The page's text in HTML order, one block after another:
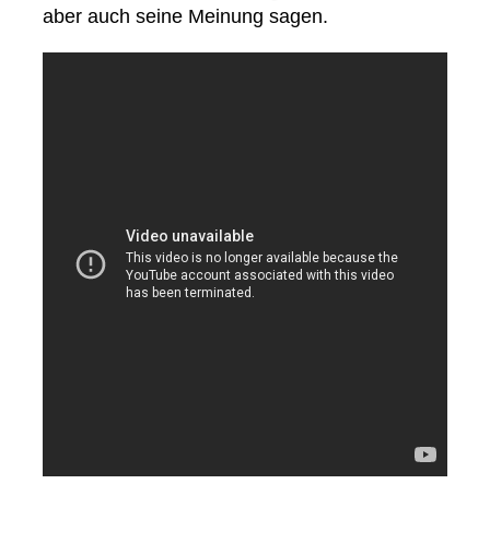
aber auch seine Meinung sagen.